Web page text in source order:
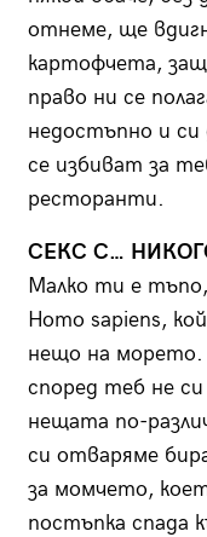
отнеме, ще
картофчета,
право ни се
недостъпно и
се избиват за
ресторанти.
СЕКС С…
Малко ти е
Homo sapiens,
нещо на
според теб не
нещата по-
си отваряме
за момчето,
постъпка спада